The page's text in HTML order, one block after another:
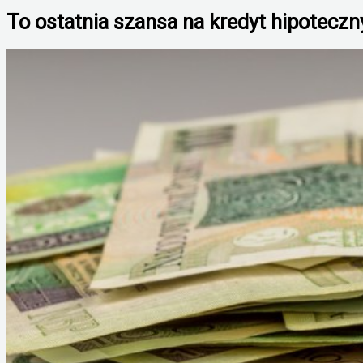
To ostatnia szansa na kredyt